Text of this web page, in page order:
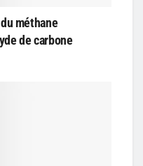
méthane
de carbone